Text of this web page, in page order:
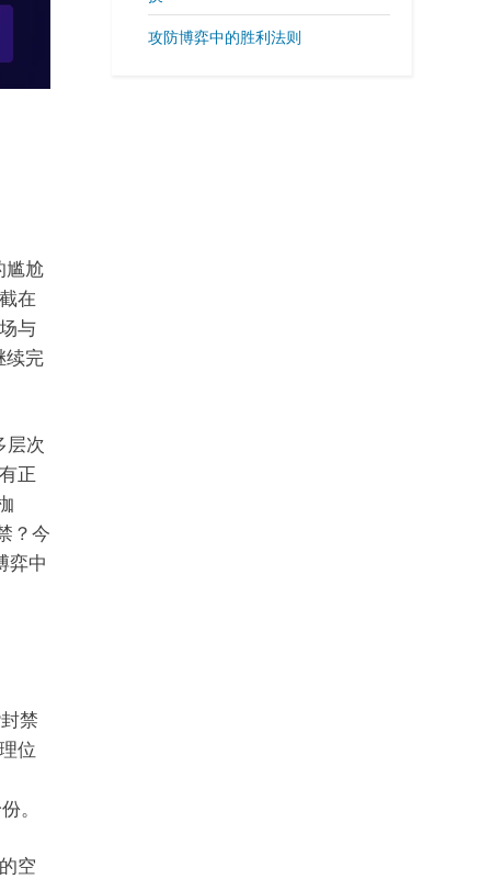
尴尬
在
与
续完
层次
正
？今
弈中
禁
位
。
空
攻防博弈中的胜利法则